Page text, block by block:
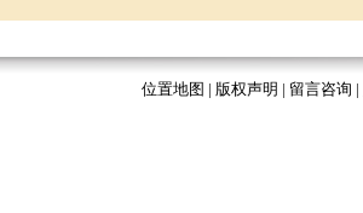
位置地图 | 版权声明 | 留言咨询 |